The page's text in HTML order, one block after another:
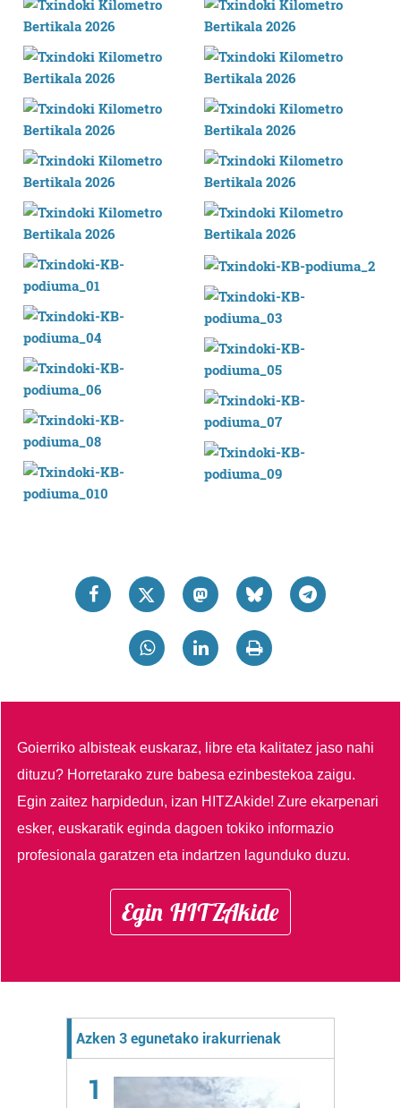
Goierriko albisteak euskaraz, libre eta kalitatez jaso nahi
dituzu? Horretarako zure babesa ezinbestekoa zaigu.
Egin zaitez harpidedun, izan HITZAkide!Zure ekarpenari
esker, euskaratik eginda dagoen tokiko informazio
profesionala garatzen eta indartzen lagunduko duzu.
Egin HITZAkide
Azken 3 egunetako irakurrienak
1